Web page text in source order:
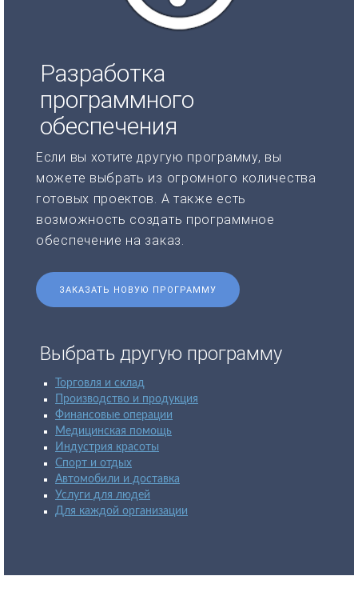
Разработка
программного
обеспечения
Если вы хотите другую программу, вы
можете выбрать из огромного количества
готовых проектов. А также есть
возможность создать программное
обеспечение на заказ.
ЗАКАЗАТЬ НОВУЮ ПРОГРАММУ
Выбрать другую программу
Торговля и склад
Производство и продукция
Финансовые операции
Медицинская помощь
Индустрия красоты
Спорт и отдых
Автомобили и доставка
Услуги для людей
Для каждой организации